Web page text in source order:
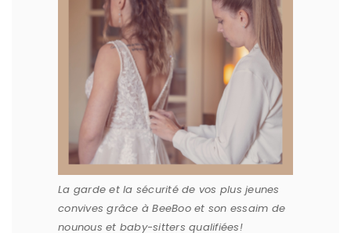
La garde et la sécurité de vos plus jeunes
convives grâce à BeeBoo et son essaim de
nounous et baby-sitters qualifiées!